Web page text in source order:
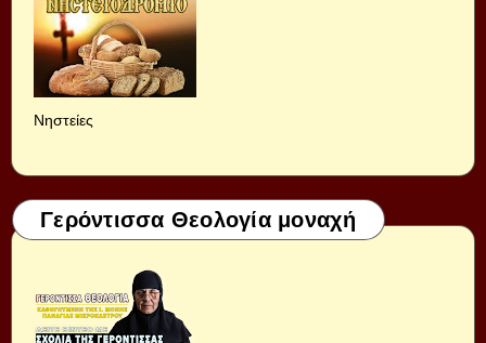
Νηστείες
Γερόντισσα Θεολογία μοναχή